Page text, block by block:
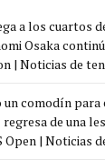
a los cuartos
Osaka
| Noticias de
un comodín
de una
Open | Noticias